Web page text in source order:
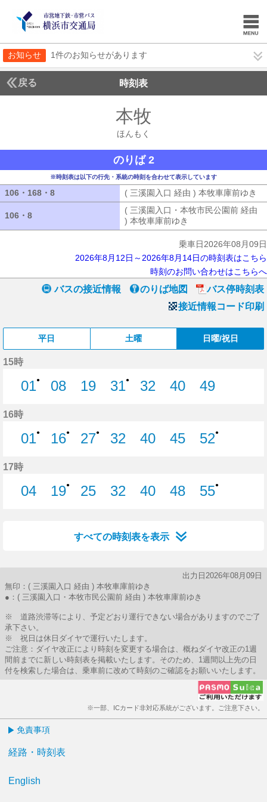
お知らせ 1件のお知らせがあります
戻る 時刻表
本牧
ほんもく
のりば 2
※時刻表は以下の行先・系統の時刻を合わせて表示しています
106・168・8 ( 三溪園入口 経由 ) 本牧車庫前ゆき
106・8
( 三溪園入口・本牧市民公園前 経由
) 本牧車庫前ゆき
乗車日2026年08月09日
2026年8月12日～2026年8月14日の時刻表はこちら
時刻のお問い合わせはこちらへ
バスの接近情報 のりば地図
バス停時刻表
接近情報コード印刷
平日 土曜 日曜/祝日
15時
01●
08
19
31●
32
40
49
16時
01●
16●
27●
32
40
45
52●
17時
04
19●
25
32
40
48
55●
すべての時刻表を表示
出力日2026年08月09日
無印：( 三溪園入口 経由 ) 本牧車庫前ゆき
●：( 三溪園入口・本牧市民公園前 経由 ) 本牧車庫前ゆき
※ 道路渋滞等により、予定どおり運行できない場合がありますのでご了
承下さい。
※ 祝日は休日ダイヤで運行いたします。
ご注意：ダイヤ改正により時刻を変更する場合は、概ねダイヤ改正の1週
間前までに新しい時刻表を掲載いたします。そのため、1週間以上先の日
付を検索した場合は、乗車前に改めて時刻のご確認をお願いいたします。
※一部、ICカード非対応系統がございます。ご注意下さい。
免責事項
経路・時刻表
English